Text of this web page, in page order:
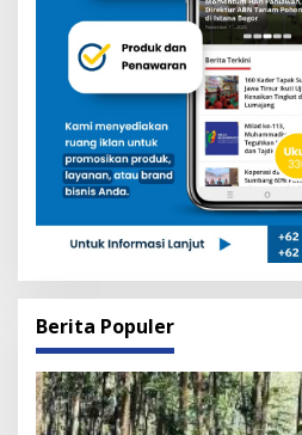
Berita Populer